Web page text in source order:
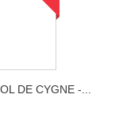
DE CYGNE -...